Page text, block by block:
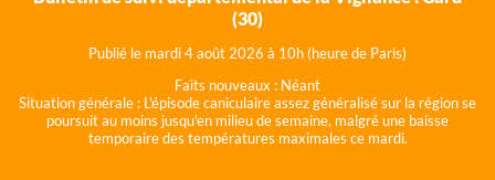
(30)
Publié le mardi 4 août 2026 à 10h (heure de Paris)
Faits nouveaux : Néant
Situation générale : L'épisode caniculaire assez généralisé sur la région se
poursuit au moins jusqu'en milieu de semaine, malgré une baisse
temporaire des températures maximales ce mardi.